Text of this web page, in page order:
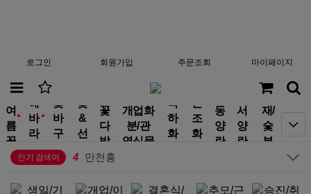
로그인 회원가입 주문조회 마이페이지
new
여
름
꽃
new
해
바
라
기
꽃
바
구
니
꽃
&
선
꽃
다
발
개업화
분/관
엽식물
축
하
화
근
조
화
동
양
란
서
양
란
분
재/
숯
부
인기 검색어
생일
금전수
기념일
4 만천홍
6 결혼식